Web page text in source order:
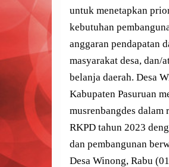
untuk menetapkan
kebutuhan
anggaran pendapatan
masyarakat desa, dan/
belanja daerah. Desa
Kabupaten Pasuruan
musrenbangdes dalam
RKPD tahun 2023
dan pembangunan
Desa Winong, Rabu